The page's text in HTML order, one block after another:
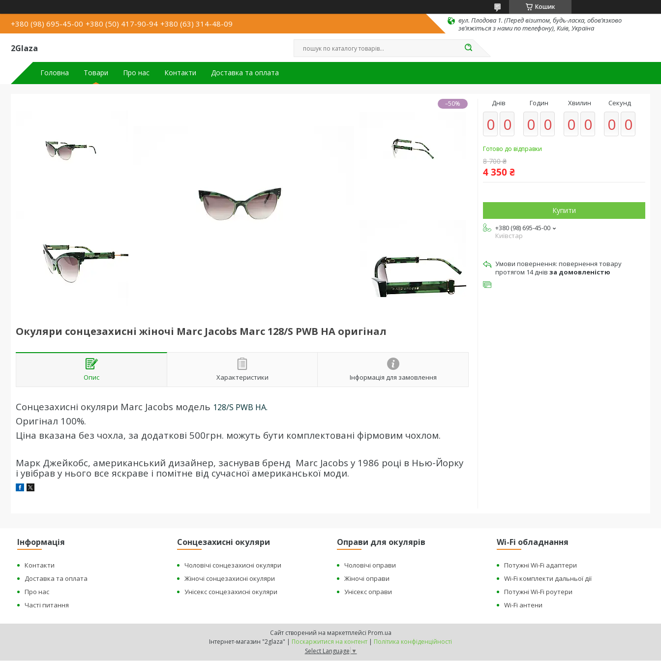
Кошик
+380 (98) 695-45-00 +380 (50) 417-90-94 +380 (63) 314-48-09
вул. Плодова 1. (Перед візитом, будь-ласка, обов’язково
зв’яжіться з нами по телефону), Київ, Україна
2Glaza
Головна Товари Про нас Контакти Доставка та оплата
–50%
Окуляри сонцезахисні жіночі Marc Jacobs Marc 128/S PWB HA оригінал
Опис Характеристики Інформація для замовлення
Сонцезахисні окуляри Marc Jacobs модель 128/S PWB HA.
Оригінал 100%.
Ціна вказана без чохла, за додаткові 500грн. можуть бути комплектовані фірмовим чохлом.
Марк Джейкобс, американський дизайнер, заснував бренд Marc Jacobs у 1986 році в Нью-Йорку
і увібрав у нього все яскраве і помітне від сучасної американської моди.
Днів
0 0
Годин
0 0
Хвилин
0 0
Секунд
0 0
Готово до відправки
8 700 ₴
4 350 ₴
Купити
+380 (98) 695-45-00
Київстар
повернення товару
протягом 14 днів за домовленістю
Інформація
Контакти
Доставка та оплата
Про нас
Часті питання
Сонцезахисні окуляри
Чоловічі сонцезахисні окуляри
Жіночі сонцезахисні окуляри
Унісекс сонцезахисні окуляри
Оправи для окулярів
Чоловічі оправи
Жіночі оправи
Унісекс оправи
Wi-Fi обладнання
Потужні Wi-Fi адаптери
Wi-Fi комплекти дальньої дії
Потужні Wi-Fi роутери
Wi-Fi антени
Сайт створений на маркетплейсі Prom.ua
Інтернет-магазин "2glaza" | Поскаржитися на контент | Політика конфіденційності
Select Language ▼